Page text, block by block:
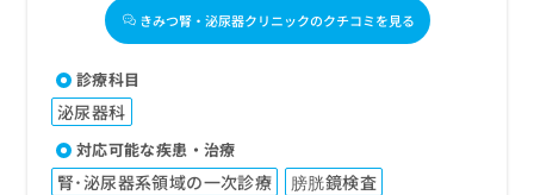
きみつ腎・泌尿器クリニックのクチコミを見る
診療科目
泌尿器科
対応可能な疾患・治療
腎･泌尿器系領域の一次診療
膀胱鏡検査